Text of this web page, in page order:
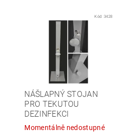
Kód: 3428
NÁŠLAPNÝ STOJAN
PRO TEKUTOU
DEZINFEKCI
Momentálně nedostupné